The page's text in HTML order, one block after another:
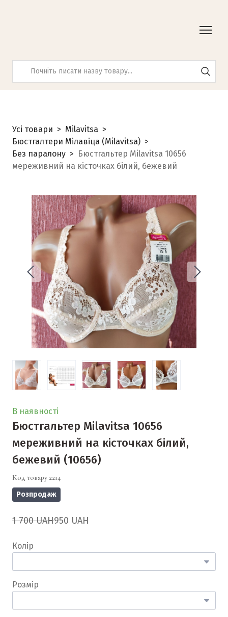
Усі товари
Milavitsa
Бюстгалтери Мілавіца (Milavitsa)
Без паралону
Бюстгальтер Milavitsa 10656
мереживний на кісточках білий, бежевий
В наявності
Бюстгальтер Milavitsa 10656
мереживний на кісточках білий,
бежевий (10656)
Код товару 2214
Розпродаж
1 700 UAH950 UAH
Колір
Розмір